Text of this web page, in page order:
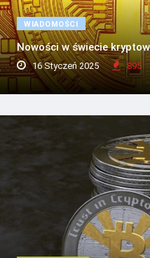
WIADOMOŚCI
Nowości w świecie
16 Styczeń 2025 895